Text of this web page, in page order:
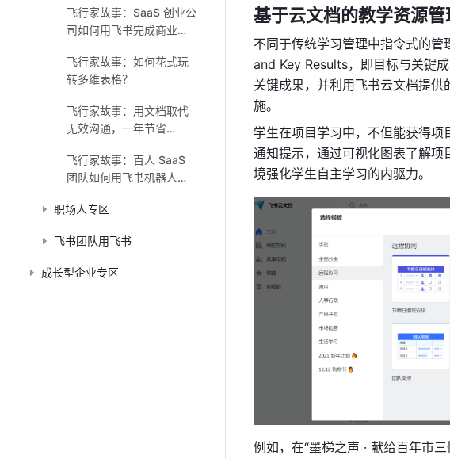
飞行家故事：SaaS 创业公
司如何用飞书完成商业化
飞行家故事：如何花式玩
转多维表格？
飞行家故事：用文档取代
无效沟通，一年节省
飞行家故事：百人 SaaS
团队如何用飞书机器人提
职场人专区
飞书团队用飞书
成长型企业专区
基于云文档的教学资源管
不同于传统学习管理中指令式的
and Key Results，即目标与关键
关键成果，并利用飞书云文档提
施。
学生在项目学习中，不但能获得
通知提示，通过可视化图表了解
境强化学生自主学习的内驱力。
例如，在“墨梯之声 · 献给百年市三